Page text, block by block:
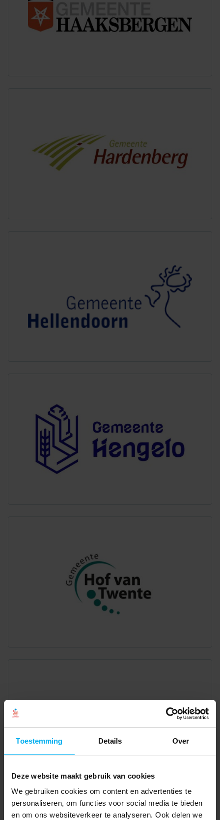
Toestemming Details Over
Deze website maakt gebruik van cookies
We gebruiken cookies om content en advertenties te
personaliseren, om functies voor social media te bieden
en om ons websiteverkeer te analyseren. Ook delen we